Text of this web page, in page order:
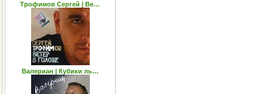
Трофимов Сергей | Ве…
Валериан | Кубики ль…